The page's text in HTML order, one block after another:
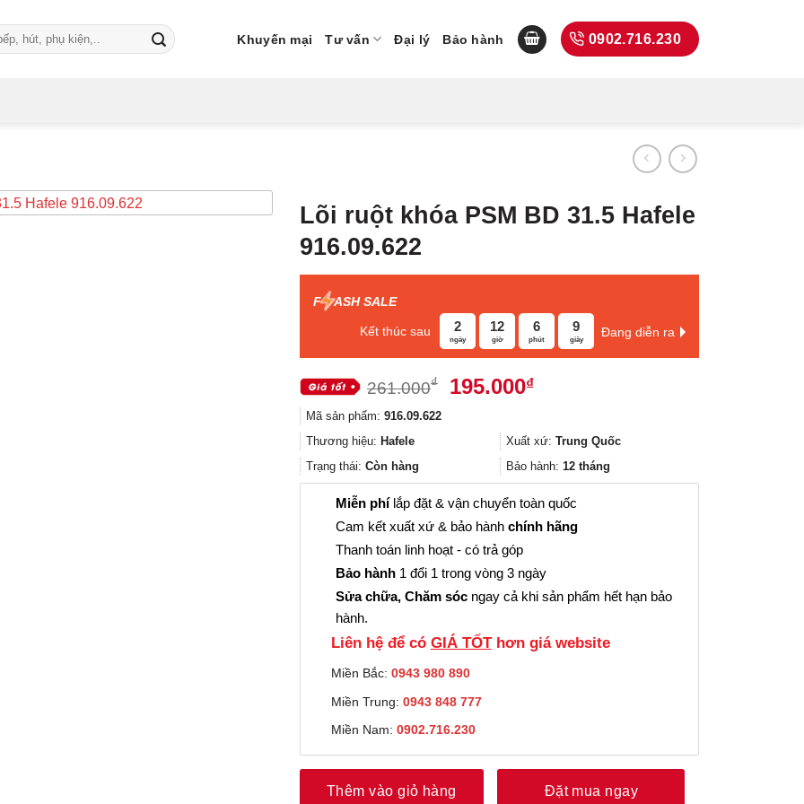
Khuyến mại Tư vấn Đại lý Bảo hành 0902.716.230
Lõi ruột khóa PSM BD 31.5 Hafele
916.09.622
F ASH SALE
Kết thúc sau 2
ngày
12
giờ
6
phút
8
giây
Đang diễn ra
261.000₫
Giá
261.000₫.
195.000₫Giá
là:
195.000₫.
Mã sản phẩm: 916.09.622
Thương hiệu: Hafele Xuất xứ: Trung Quốc
Trạng thái: Còn hàng Bảo hành: 12 tháng
Miễn phílắp đặt & vận chuyển toàn quốc
Cam kết xuất xứ & bảo hành chính hãng
Thanh toán linh hoạt - có trả góp
Bảo hành 1 đổi 1 trong vòng 3 ngày
Sửa chữa, Chăm sóc ngay cả khi sản phẩm hết hạn bảo
hành.
Liên hệ để có GIÁ TỐThơn giá website
Miền Bắc: 0943 980 890
Miền Trung: 0943 848 777
Miền Nam: 0902.716.230
Thêm vào giỏ hàng Đặt mua ngay